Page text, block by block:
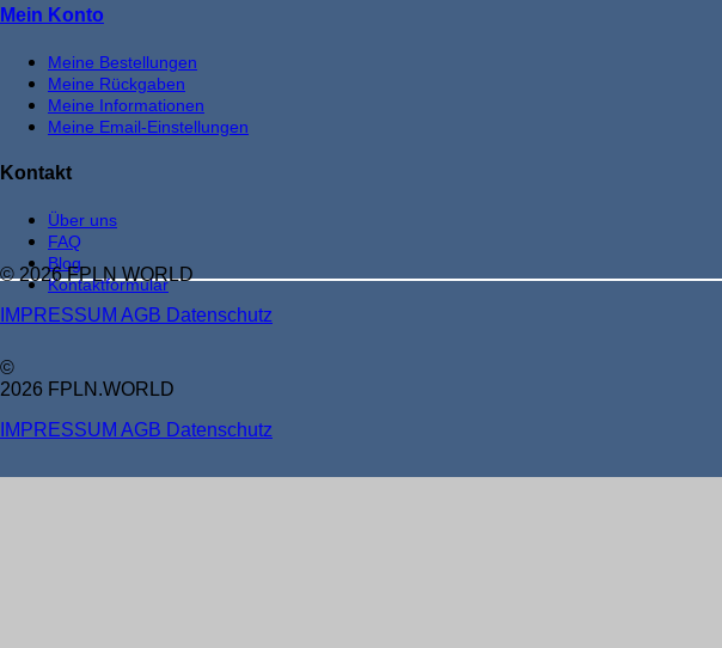
Mein Konto
Meine Bestellungen
Meine Rückgaben
Meine Informationen
Meine Email-Einstellungen
Kontakt
Über uns
FAQ
Blog
Kontaktformular
© 2026 FPLN WORLD
IMPRESSUM AGB Datenschutz
©
2026 FPLN.WORLD
IMPRESSUM AGB Datenschutz